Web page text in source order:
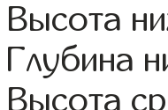
Высота
Глубина
Высота